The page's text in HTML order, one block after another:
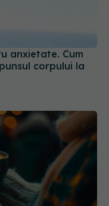
anxietate. Cum
corpului la